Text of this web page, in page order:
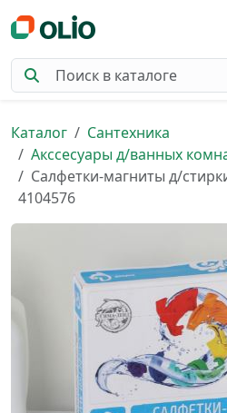
Каталог
Сантехника
Акссесуары д/ванных
Салфетки-магниты д/
4104576